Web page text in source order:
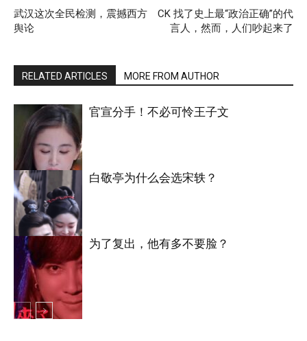
武汉这次全民检测，震撼西方
舆论
CK 找了史上最“政治正确”的代
言人，然而，人们吵起来了
RELATED ARTICLES MORE FROM AUTHOR
明星八卦
官宣分手！不必可怜王子文
明星八卦
白敬亭为什么会选宋轶？
为了复出，他有多不要脸？